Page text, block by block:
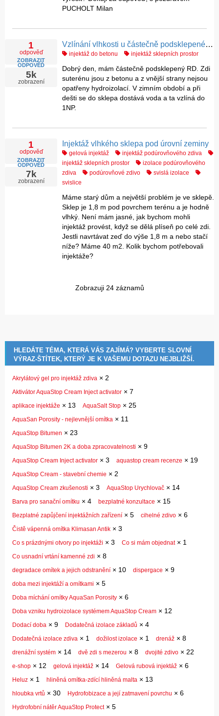
PUCHOLT Milan
1
odpověď
ZOBRAZIT
ODPOVĚĎ
5k
zobrazení
Vzlínání vlhkosti u částečně podsklepeného domu
injektáž do betonu injektáž sklepních prostor
Dobrý den, mám částečně podsklepený RD. Zdi
suterénu jsou z betonu a z vnější strany nejsou
opatřeny hydroizolací. V zimním období a při
dešti se do sklepa dostává voda a ta vzlíná do
1NP.
1
odpověď
ZOBRAZIT
ODPOVĚĎ
7k
zobrazení
Injektáž vlhkého sklepa pod úrovní zeminy
gelová injektáž
injektáž podúrovňového zdiva
injektáž sklepních prostor
izolace podúrovňového
zdiva
podúrovňové zdivo
svislá izolace
svislice
Máme starý dům a největší problém je ve sklepě.
Sklep je 1,8 m pod povrchem terénu a je hodně
vlhký. Není mám jasné, jak bychom mohli
injektáž provést, když se dělá plíseň po celé zdi.
Jestli navrtávat zeď do výše 1,8 m a nebo stačí
níže? Máme 40 m2. Kolik bychom potřebovali
injektáže?
Zobrazuji 24 záznamů
HLEDÁTE TÉMA, KTERÁ VÁS ZAJÍMÁ? VYBERTE SLOVNÍ
VÝRAZ-ŠTÍTEK, KTERÝ JE K VAŠEMU DOTAZU NEJBLIŽŠÍ.
Akrylátový gel pro injektáž zdiva × 2
Aktivátor AquaStop Cream Inject activator × 7
aplikace injektáže × 13 AquaSalt Stop × 25
AquaSan Porosity - nejlevnější omítka × 11
AquaStop Bitumen × 23
AquaStop Bitumen 2K a doba zpracovatelnosti × 9
AquaStop Cream Inject activator × 3 aquastop cream recenze × 19
AquaStop Cream - stavební chemie × 2
AquaStop Cream zkušenosti × 3 AquaStop Urychlovač × 14
Barva pro sanační omítku × 4 bezplatné konzultace × 15
Bezplatné zapůjčení injektážních zařízení × 5 cihelné zdivo × 6
Čistě vápenná omítka Klimasan Antik × 3
Co s prázdnými otvory po injektáži × 3 Co si mám objednat× 1
Co usnadní vrtání kamenné zdi × 8
degradace omítek a jejich odstranění × 10 dispergace × 9
doba mezi injektáží a omítkami × 5
Doba míchání omítky AquaSan Porosity × 6
Doba vzniku hydroizolace systémem AquaStop Cream × 12
Dodací doba × 9 Dodatečná izolace základů × 4
Dodatečná izolace zdiva × 1 dožilost izolace × 1 drenáž × 8
drenážní systém × 14 dvě zdi s mezerou × 8 dvojité zdivo × 22
e-shop × 12 gelová injektáž × 14 Gelová rubová injektáž × 6
Heluz × 1 hliněná omítka-zdící hliněná malta × 13
hloubka vrtů × 30 Hydrofobizace a její zatmavení povrchu × 6
Hydrofobní nátěr AquaStop Protect× 5